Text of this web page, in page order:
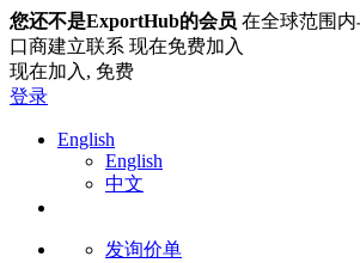
您还不是ExportHub的会员 在全球范围内
口商建立联系 现在免费加入
现在加入, 免费
登录
English
English
中文
发询价单